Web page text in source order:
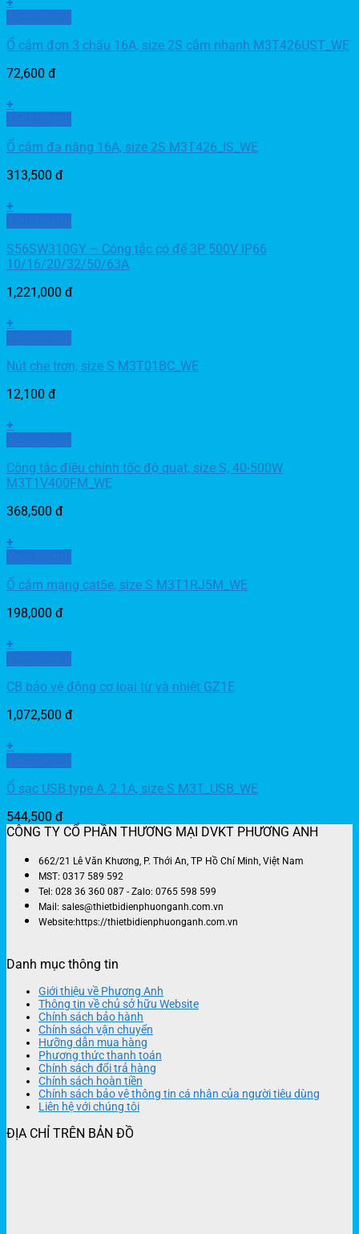
Ổ cắm đơn 3 chấu 16A, size 2S cắm nhanh M3T426UST_WE
72,600 đ
+
Ổ cắm đa năng 16A, size 2S M3T426_IS_WE
313,500 đ
+
S56SW310GY – Công tắc có đế 3P 500V IP66
10/16/20/32/50/63A
1,221,000 đ
+
Nút che trơn, size S M3T01BC_WE
12,100 đ
+
Công tắc điều chỉnh tốc độ quạt, size S, 40-500W
M3T1V400FM_WE
368,500 đ
+
Ổ cắm mạng cat5e, size S M3T1RJ5M_WE
198,000 đ
+
CB bảo vệ động cơ loại từ và nhiệt GZ1E
1,072,500 đ
+
Ổ sạc USB type A, 2.1A, size S M3T_USB_WE
544,500 đ
CÔNG TY CỔ PHẦN THƯƠNG MẠI DVKT PHƯƠNG ANH
662/21 Lê Văn Khương, P. Thới An, TP Hồ Chí Minh, Việt Nam
MST: 0317 589 592
Tel: 028 36 360 087 - Zalo: 0765 598 599
Mail: sales@thietbidienphuonganh.com.vn
Website:https://thietbidienphuonganh.com.vn
Danh mục thông tin
Giới thiệu về Phương Anh
Thông tin về chủ sở hữu Website
Chính sách bảo hành
Chính sách vận chuyển
Hưỡng dẫn mua hàng
Phương thức thanh toán
Chính sách đổi trả hàng
Chính sách hoàn tiền
Chính sách bảo vệ thông tin cá nhân của người tiêu dùng
Liên hệ với chúng tôi
ĐỊA CHỈ TRÊN BẢN ĐỒ